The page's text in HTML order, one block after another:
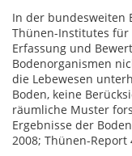
In der bundesweiten
Thünen-Institutes für
Erfassung und
Bodenorganismen
die Lebewesen
Boden, keine
räumliche Muster
Ergebnisse der
2008; Thünen-Report